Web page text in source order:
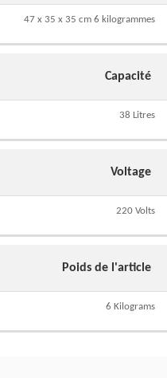
47 x 35 x 35 cm 6 kilogrammes
Capacité
38 Litres
Voltage
220 Volts
Poids de l'article
6 Kilograms